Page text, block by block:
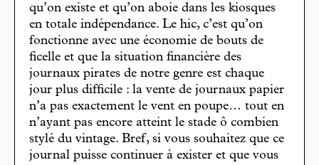
qu’on existe et qu’on aboie dans les kiosques
en totale indépendance. Le hic, c’est qu’on
fonctionne avec une économie de bouts de
ficelle et que la situation financière des
journaux pirates de notre genre est chaque
jour plus difficile : la vente de journaux papier
n’a pas exactement le vent en poupe… tout en
n’ayant pas encore atteint le stade ô combien
stylé du vintage. Bref, si vous souhaitez que ce
journal puisse continuer à exister et que vous